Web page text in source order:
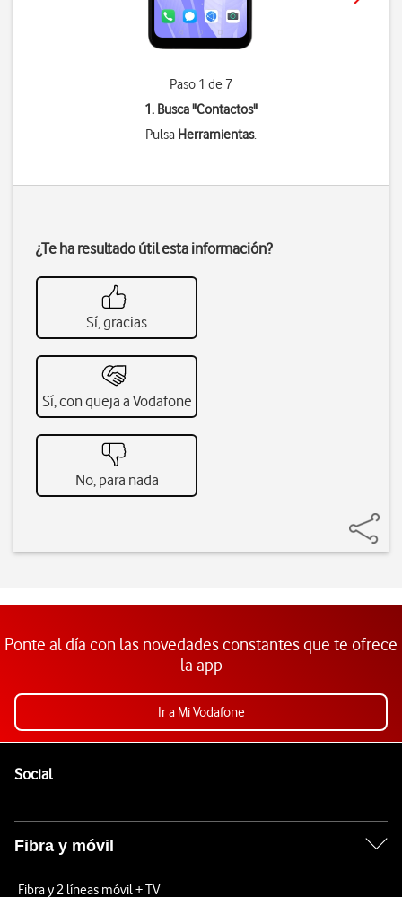
Paso 1 de 7
1. Busca "Contactos"
Pulsa Herramientas.
¿Te ha resultado útil esta información?
Sí, gracias
Sí, con queja a Vodafone
No, para nada
Ponte al día con las novedades constantes que te ofrece
la app
Ir a Mi Vodafone
SocialEnlaces a las redes sociales de Vodafone
Fibra y móvil
Fibra y 2 líneas móvil + TV